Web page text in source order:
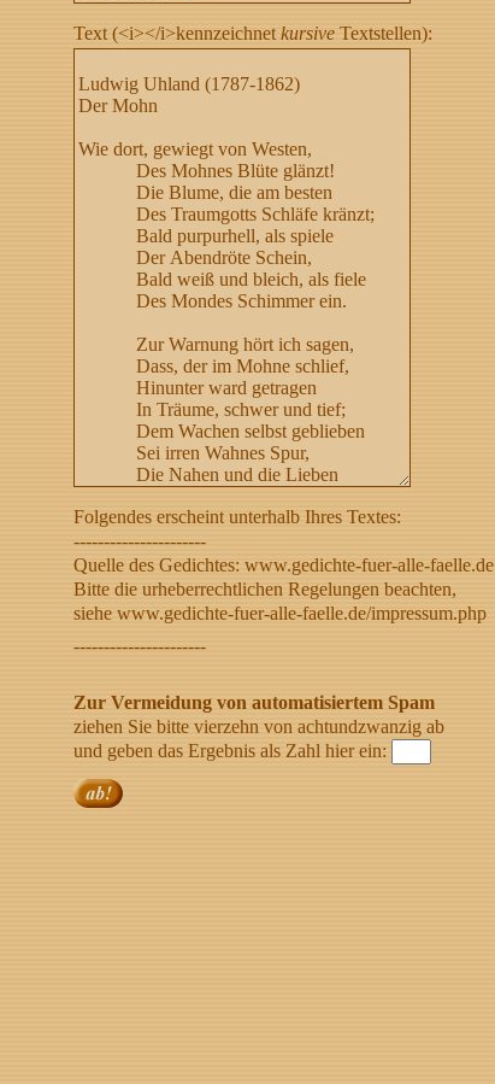
Text (<i></i>kennzeichnet kursive Textstellen):
Folgendes erscheint unterhalb Ihres Textes:
----------------------
Quelle des Gedichtes: www.gedichte-fuer-alle-faelle.de
Bitte die urheberrechtlichen Regelungen beachten,
siehe www.gedichte-fuer-alle-faelle.de/impressum.php
----------------------
Zur Vermeidung von automatisiertem Spam
ziehen Sie bitte vierzehn von achtundzwanzig ab
und geben das Ergebnis als Zahl hier ein: